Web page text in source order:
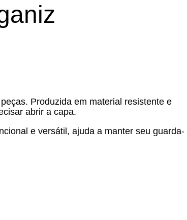
Produzida em material resistente e
abrir a capa.
e versátil, ajuda a manter seu guarda-